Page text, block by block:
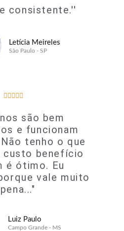
consistente.''
Letícia Meireles
São Paulo - SP
    
5
são bem
e funcionam
tenho o que
custo benefício
é ótimo. Eu
vale muito
Luiz Paulo
Campo Grande - MS